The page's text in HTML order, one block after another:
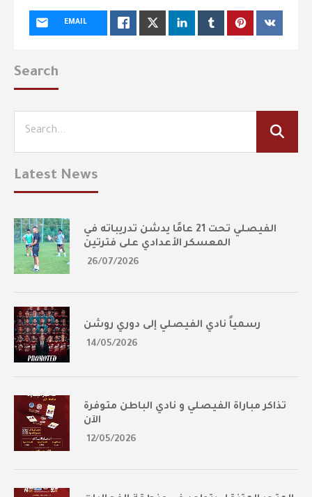
EMAIL
Search
Latest News
الفيصلي تحت 21 عامًا يدشن تدريباته في
المعسكر الأعدادي على فترتين
26/07/2026
رسمياً نادي الفيصلي إلى دوري روشن
14/05/2026
تذاكر مباراة الفيصلي و نادي الباطن متوفرة
الآن
12/05/2026